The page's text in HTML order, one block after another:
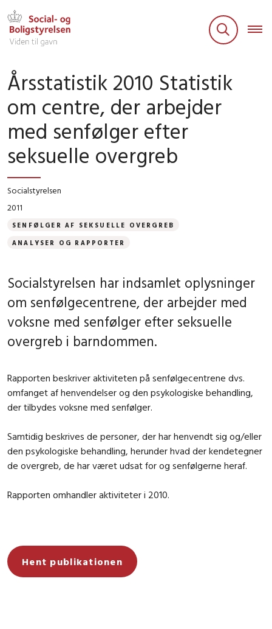
Årsstatistik 2010 Statistik
om centre, der arbejder
med senfølger efter
seksuelle overgreb
Socialstyrelsen
2011
SENFØLGER AF SEKSUELLE OVERGREB
ANALYSER OG RAPPORTER
Socialstyrelsen har indsamlet oplysninger
om senfølgecentrene, der arbejder med
voksne med senfølger efter seksuelle
overgreb i barndommen.
Rapporten beskriver aktiviteten på senfølgecentrene dvs.
omfanget af henvendelser og den psykologiske behandling,
der tilbydes voksne med senfølger.
Samtidig beskrives de personer, der har henvendt sig og/eller
den psykologiske behandling, herunder hvad der kendetegner
de overgreb, de har været udsat for og senfølgerne heraf.
Rapporten omhandler aktiviteter i 2010.
Hent publikationen